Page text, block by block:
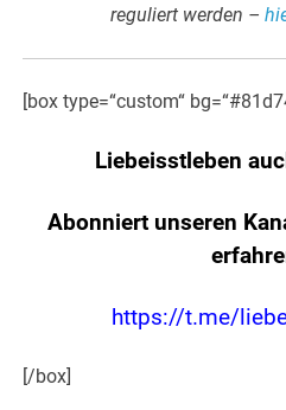
reguliert werden –
[box type=“custom“
Liebeisstleben
Abonniert unseren
https://t.me/
[/box]